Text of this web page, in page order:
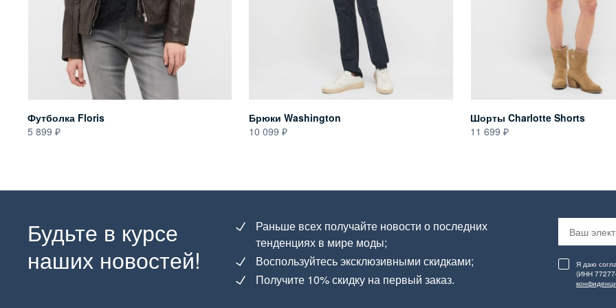
Футболка Floris
5 899
Брюки Washington
10 099
Шорты Charlotte Shorts
11 699
Будьте в курсе
наших новостей!
Раньше всех получайте новости о последних
тенденциях в мире моды;
Воспользуйтесь эксклюзивными скидками;
Получите 10% скидку на первый заказ.
Я даю
(ИНН